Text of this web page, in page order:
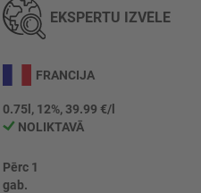
EKSPERTU IZVĒLE
FRANCIJA
0.75l, 12%, 39.99 €/l
NOLIKTAVĀ
Pērc 1
gab.